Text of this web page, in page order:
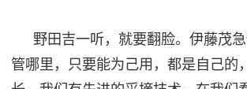
野田吉一听，就要翻脸。伊藤茂急
管哪里，只要能为己用，都是自己的